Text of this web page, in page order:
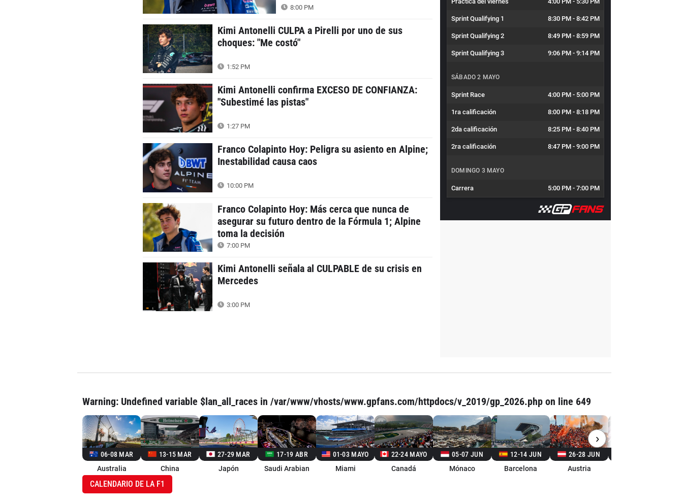
8:00 PM
Kimi Antonelli CULPA a Pirelli por uno de sus
choques: "Me costó"
1:52 PM
Kimi Antonelli confirma EXCESO DE CONFIANZA:
"Subestimé las pistas"
1:27 PM
Franco Colapinto Hoy: Peligra su asiento en Alpine;
Inestabilidad causa caos
10:00 PM
Franco Colapinto Hoy: Más cerca que nunca de
asegurar su futuro dentro de la Fórmula 1; Alpine
toma la decisión
7:00 PM
Kimi Antonelli señala al CULPABLE de su crisis en
Mercedes
3:00 PM
Sprint Qualifying 1 8:30 PM - 8:42 PM
Sprint Qualifying 2 8:49 PM - 8:59 PM
Sprint Qualifying 3 9:06 PM - 9:14 PM
SÁBADO 2 MAYO
Sprint Race 4:00 PM - 5:00 PM
1ra calificación 8:00 PM - 8:18 PM
2da calificación 8:25 PM - 8:40 PM
2ra calificación 8:47 PM - 9:00 PM
DOMINGO 3 MAYO
Carrera 5:00 PM - 7:00 PM
Warning: Undefined variable $lan_all_races in /var/www/vhosts/www.gpfans.com/httpdocs/v_2019/gp_2026.php on line 649
06-08 MAR
Australia
13-15 MAR
China
27-29 MAR
Japón
17-19 ABR
Saudi Arabian
01-03 MAYO
Miami
22-24 MAYO
Canadá
05-07 JUN
Mónaco
12-14 JUN
Barcelona
26-28 JUN
Austria
›
CALENDARIO DE LA F1